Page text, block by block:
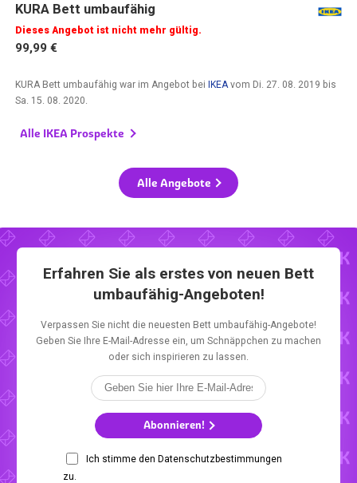
KURA Bett umbaufähig
Dieses Angebot ist nicht mehr gültig.
99,99 €
KURA Bett umbaufähig war im Angebot beiIKEA vom Di. 27. 08. 2019 bis
Sa. 15. 08. 2020
Alle IKEA Prospekte
Alle Angebote
Erfahren Sie als erstes von neuen Bett
umbaufähig-Angeboten!
Verpassen Sie nicht die neuesten Bett umbaufähig-Angebote!
Geben Sie Ihre E-Mail-Adresse ein, um Schnäppchen zu machen
oder sich inspirieren zu lassen.
Abonnieren!
Ich stimme den Datenschutzbestimmungen
zu.